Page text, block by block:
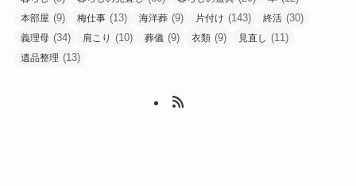
本部屋 (9) 梅仕事 (13) 海洋葬 (9) 片付け (143) 終活 (30)
義理母 (34) 肩こり (10) 葬儀 (9) 衣類 (9) 見直し (11)
遺品整理 (13)